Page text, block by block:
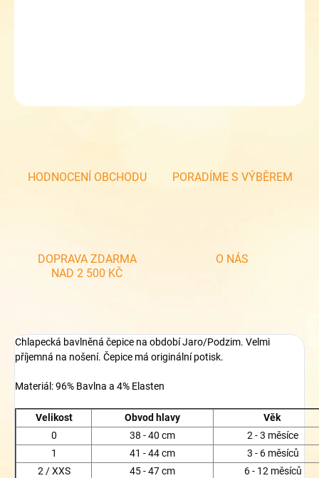
HODNOCENÍ OBCHODU PORADÍME S VÝBĚREM
DOPRAVA ZDARMA
NAD 2 500 KČ
O NÁS
Chlapecká bavlněná čepice na období Jaro/Podzim. Velmi
příjemná na nošení. Čepice má originální potisk.
Materiál: 96% Bavlna a 4% Elasten
Velikost Obvod hlavy
Věk
0
38 - 40 cm
2 - 3 měsíce
1
41 - 44 cm
3 - 6 měsíců
2 / XXS
45 - 47 cm
6 - 12 měsíců